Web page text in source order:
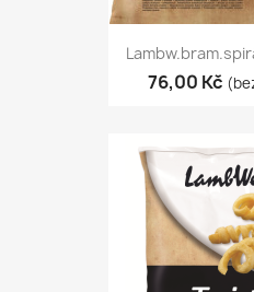
76,00 Kč